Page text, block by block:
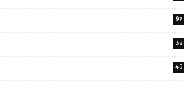
97
32
49